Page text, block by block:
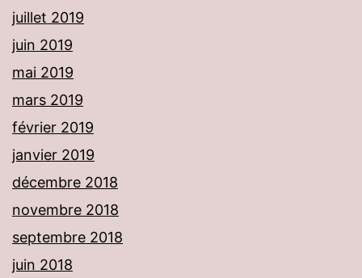
juillet 2019
juin 2019
mai 2019
mars 2019
février 2019
janvier 2019
décembre 2018
novembre 2018
septembre 2018
juin 2018